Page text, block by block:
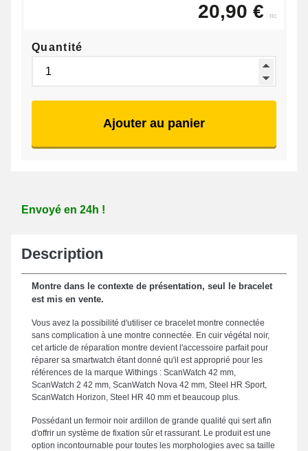
20,90 € ttc
Quantité
Ajouter au panier
Envoyé en 24h !
Description
Montre dans le contexte de présentation, seul le bracelet
est mis en vente.
Vous avez la possibilité d'utiliser ce bracelet montre connectée
sans complication à une montre connectée. En cuir végétal noir,
cet article de réparation montre devient l'accessoire parfait pour
réparer sa smartwatch étant donné qu'il est approprié pour les
références de la marque Withings : ScanWatch 42 mm,
ScanWatch 2 42 mm, ScanWatch Nova 42 mm, Steel HR Sport,
ScanWatch Horizon, Steel HR 40 mm et beaucoup plus.
Possédant un fermoir noir ardillon de grande qualité qui sert afin
d'offrir un système de fixation sûr et rassurant. Le produit est une
option incontournable pour toutes les morphologies avec sa taille